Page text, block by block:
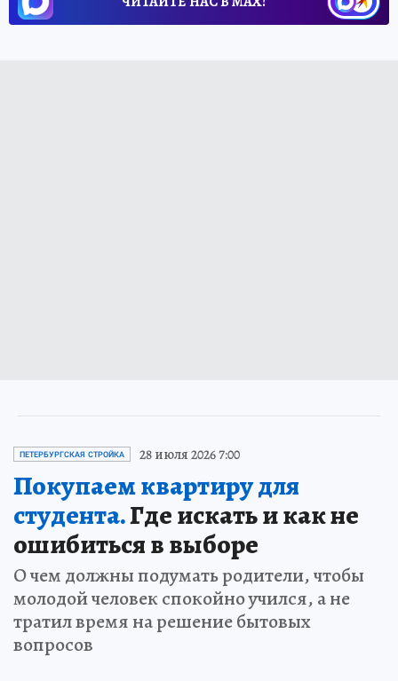
ПЕТЕРБУРГСКАЯ СТРОЙКА 28 июля 2026 7:00
Покупаем квартиру для
студента.Где искать и как не
ошибиться в выборе
О чем должны подумать родители, чтобы
молодой человек спокойно учился, а не
тратил время на решение бытовых
вопросов